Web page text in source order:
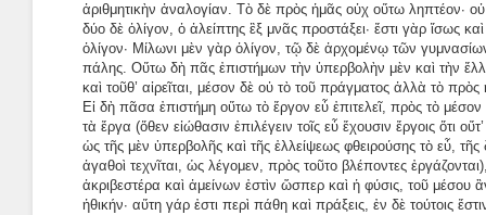
ἀριθμητικὴν ἀναλογίαν. Τὸ δὲ πρὸς ἡμᾶς οὐχ οὕτω ληπτέον·
δύο δὲ ὀλίγον, ὁ ἀλείπτης ἓξ μνᾶς προστάξει· ἔστι γὰρ ἴσως
ὀλίγον· Μίλωνι μὲν γὰρ ὀλίγον, τῷ δὲ ἀρχομένῳ τῶν
πάλης. Οὕτω δὴ πᾶς ἐπιστήμων τὴν ὑπερβολὴν μὲν καὶ τὴν
καὶ τοῦθ’ αἱρεῖται, μέσον δὲ οὐ τὸ τοῦ πράγματος ἀλλὰ τὸ πρὸς
Εἰ δὴ πᾶσα ἐπιστήμη οὕτω τὸ ἔργον εὖ ἐπιτελεῖ, πρὸς τὸ
τὰ ἔργα (ὅθεν εἰώθασιν ἐπιλέγειν τοῖς εὖ ἔχουσιν ἔργοις ὅτι
ὡς τῆς μὲν ὑπερβολῆς καὶ τῆς ἐλλείψεως φθειρούσης τὸ εὖ, τῆς
ἀγαθοὶ τεχνῖται, ὡς λέγομεν, πρὸς τοῦτο βλέποντες
ἀκριβεστέρα καὶ ἀμείνων ἐστὶν ὥσπερ καὶ ἡ φύσις, τοῦ μέσου
ἠθικήν· αὕτη γάρ ἐστι περὶ πάθη καὶ πράξεις, ἐν δὲ τούτοις